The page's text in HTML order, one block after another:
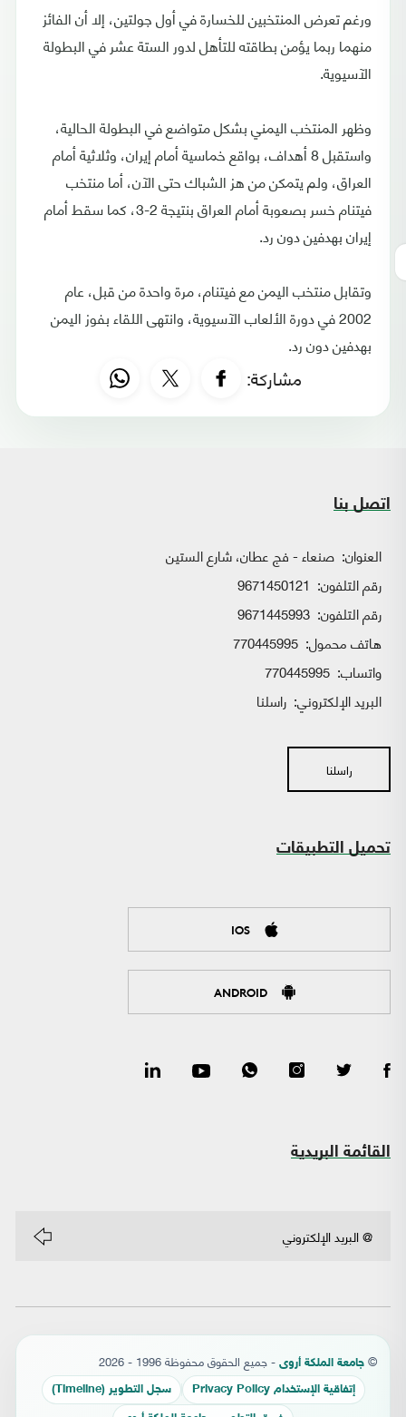
ورغم تعرض المنتخبين للخسارة في أول جولتين، إلا أن الفائز
منهما ربما يؤمن بطاقته للتأهل لدور الستة عشر في البطولة
الآسيوية.
وظهر المنتخب اليمني بشكل متواضع في البطولة الحالية،
واستقبل 8 أهداف، بواقع خماسية أمام إيران، وثلاثية أمام
العراق، ولم يتمكن من هز الشباك حتى الآن، أما منتخب
فيتنام خسر بصعوبة أمام العراق بنتيجة 2-3، كما سقط أمام
إيران بهدفين دون رد.
وتقابل منتخب اليمن مع فيتنام، مرة واحدة من قبل، عام
2002 في دورة الألعاب الآسيوية، وانتهى اللقاء بفوز اليمن
بهدفين دون رد.
مشاركة:
اتصل بنا
العنوان: صنعاء - فج عطان، شارع الستين
رقم التلفون: 9671450121
رقم التلفون: 9671445993
هاتف محمول: 770445995
واتساب:
البريد الإلكتروني: راسلنا
راسلنا
تحميل التطبيقات
IOS
ANDROID
القائمة البريدية
© جامعة الملكة أروى - جميع الحقوق محفوظة 1996 - 2026
إتفاقية الإستخدام Privacy Policy سجل التطوير (Timeline)